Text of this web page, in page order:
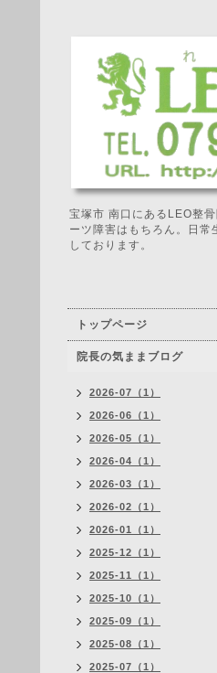
宝塚市 南口にあるLEO整
ーツ障害はもちろん。日
しております。
トップページ
院長の気ままブログ
2026-07（1）
2026-06（1）
2026-05（1）
2026-04（1）
2026-03（1）
2026-02（1）
2026-01（1）
2025-12（1）
2025-11（1）
2025-10（1）
2025-09（1）
2025-08（1）
2025-07（1）